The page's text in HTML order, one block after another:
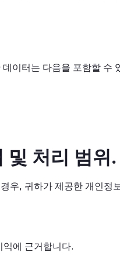
이터는 다음을 포함할 수
및 처리 범위.
우, 귀하가 제공한 개인정
에 근거합니다.